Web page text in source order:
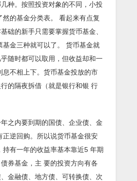
种。按照投资对象的不同，小投
然的基金分类表。 看起来有点复
础的新手只需要掌握货币基金、
基金三种就可以了。 货币基金就
随时都可以取用，但收益却和一
息不相上下。货币基金投放的市
的隔夜拆借（就是银行和银 行
之内要到期的国债、企业债、金
正逆回购。所以说货币基金很安
持有一年的收益率基本靠近5 年期
券基金，主 要的投资方向有各
金融债、地方债、可转换债、次